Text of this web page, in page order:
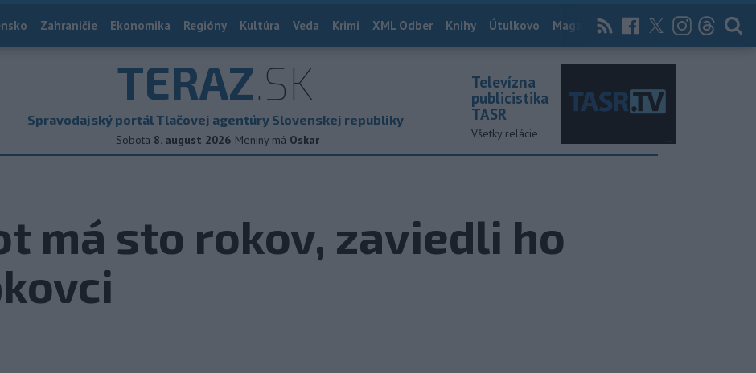
Zahraničie Ekonomika Regióny Kultúra Veda Krimi XML Odber Knihy Útulkovo Magazín News Now Archív
TERAZ.SK
Spravodajský portál Tlačovej agentúry Slovenskej republiky
Sobota 8. august 2026 Meniny má Oskar
Televízna
publicistika
TASR
Všetky relácie
má sto rokov, zaviedli ho